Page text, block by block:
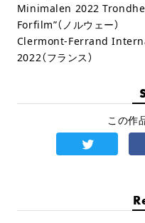
Minimalen 2022
Forfilm”（ノルウェー）
Clermont-Ferrand
2022（フランス）
この作